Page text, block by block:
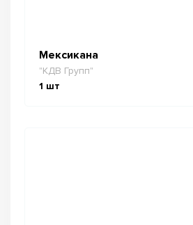
Мексикана
"КДВ Групп"
1 шт